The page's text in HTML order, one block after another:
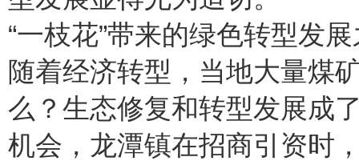
“一枝花”带来的绿色转型发
随着经济转型，当地大量煤
么？生态修复和转型发展成
机会，龙潭镇在招商引资时